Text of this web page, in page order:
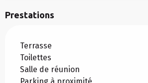
Prestations
Terrasse
Toilettes
Salle de réunion